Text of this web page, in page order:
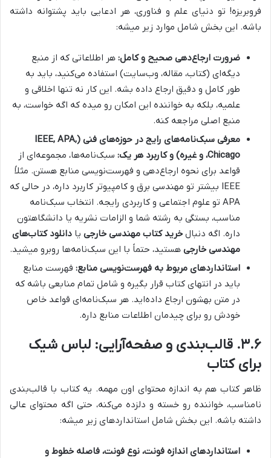
فروبریزه! تو دنیای علم و فناوری، هر ادعایی باید پشتوانه داشته
باشه. این بخش شامل موارد زیر میشه:
ضرورت ارجاع‌دهی صحیح و کامل: هر اطلاعاتی که از منبع
دیگه‌ای (کتاب، مقاله، وب‌سایت) استفاده می‌کنید، باید به
طور کامل و دقیق ارجاع داده بشه. این کار نه تنها اخلاقی و
علمیه، بلکه به خواننده این امکان رو میده که اگه خواست، به
منبع اصلی مراجعه کنه.
معرفی سبک‌نامه‌های رایج در حوزه‌های فنی (IEEE, APA,
Chicago، و غیره) و کاربرد هر یک:
سبک‌نامه‌ها، مجموعه‌ای از
قواعد برای نحوه ارجاع‌دهی و فهرست‌نویسی منابع هستن. مثلاً
IEEE بیشتر تو مهندسی برق و کامپیوتر کاربرد داره، در حالی که
APA تو علوم اجتماعی و کاربردی رایجه. انتخاب سبک‌نامه
مناسب، بستگی به رشته شما و الزامات نشریه یا دانشگاهتون
داره. اگه دنبال خرید کتاب مهندسی خارجی یا دانلود کتاب‌های
مهندسی خارجی هستید، حتماً با این سبک‌نامه‌ها روبرو میشید.
استانداردهای مربوط به فهرست‌نویسی منابع: فهرست منابع
باید در انتهای کتاب قرار بگیره و شامل تمام منابعی باشه که
در متن بهشون ارجاع داده‌اید. هر سبک‌نامه‌ای قواعد خاص
خودش رو برای چیدمان اطلاعات منابع داره.
۳.۶. قالب‌بندی و صفحه‌آرایی: لباس شیک
برای کتاب
ظاهر کتاب هم به اندازه محتوای اون مهمه. یه کتاب با قالب‌بندی
نامناسب، خواننده رو خسته و دلزده می‌کنه، حتی اگه محتوای عالی
داشته باشه. این بخش شامل استانداردهای زیر میشه:
استانداردهای اندازه فونت، نوع فونت، فاصله خطوط و